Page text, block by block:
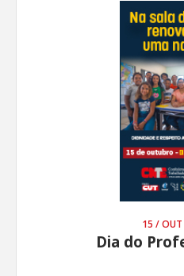
15 /
Dia do